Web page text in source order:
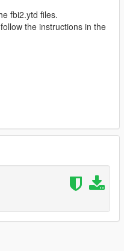
fbi2.ytd files.
the instructions in the